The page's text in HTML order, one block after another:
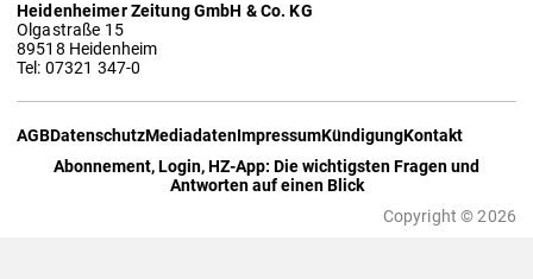
Heidenheimer Zeitung GmbH & Co. KG
Olgastraße 15
89518 Heidenheim
Tel: 07321 347-0
AGBDatenschutzMediadatenImpressumKündigungKontakt
Abonnement, Login, HZ-App: Die wichtigsten Fragen und
Antworten auf einen Blick
Copyright © 2026